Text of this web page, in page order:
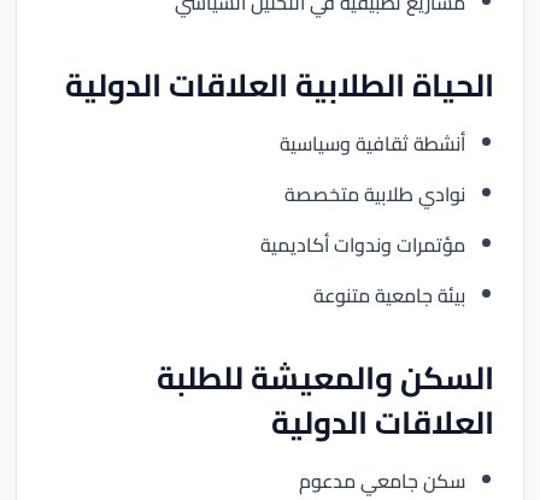
الحياة الطلابية العلاقات الدولية
أنشطة ثقافية وسياسية
نوادي طلابية متخصصة
مؤتمرات وندوات أكاديمية
بيئة جامعية متنوعة
السكن والمعيشة للطلبة
العلاقات الدولية
سكن جامعي مدعوم